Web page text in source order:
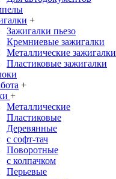
+
Зажигалки пьезо
Кремниевые зажигалки
Металлические зажигалки
Пластиковые зажигалки
+
+
Металлические
Пластиковые
Деревянные
с софт-тач
Поворотные
с колпачком
Перьевые